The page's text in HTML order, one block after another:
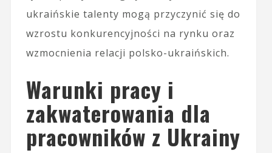
ukraińskie talenty mogą przyczynić się do
wzrostu konkurencyjności na rynku oraz
wzmocnienia relacji polsko-ukraińskich.
Warunki pracy i
zakwaterowania dla
pracowników z Ukrainy